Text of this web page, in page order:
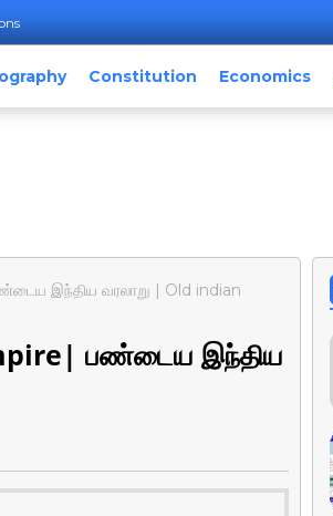
Constitution Economics
இந்திய வரலாறு | Old indian
பண்டைய இந்திய